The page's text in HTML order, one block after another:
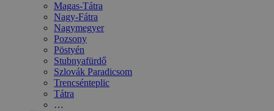
Magas-Tátra
Nagy-Fátra
Nagymegyer
Pozsony
Pöstyén
Stubnyafürdő
Szlovák Paradicsom
Trencsénteplic
Tátra
…